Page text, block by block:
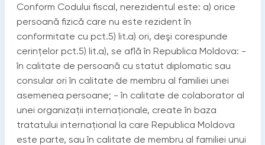
Conform Codului fiscal, nerezidentul este: a) orice
persoană fizică care nu este rezident în
conformitate cu pct.5) lit.a) ori, deşi corespunde
cerinţelor pct.5) lit.a), se află în Republica Moldova: -
în calitate de persoană cu statut diplomatic sau
consular ori în calitate de membru al familiei unei
asemenea persoane; - în calitate de colaborator al
unei organizaţii internaţionale, create în baza
tratatului internaţional la care Republica Moldova
este parte, sau în calitate de membru al familiei unui